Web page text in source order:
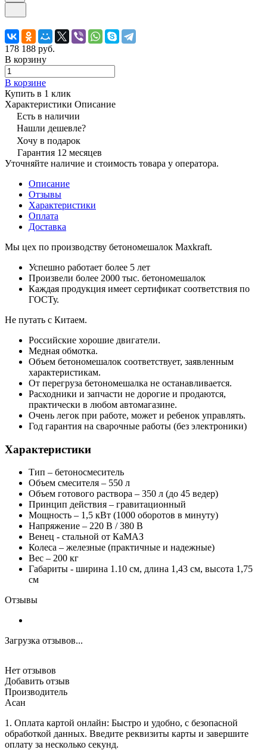
178 188 руб.
В корзину
В корзине
Купить в 1 клик
Характеристики Описание
Есть в наличии
Нашли дешевле?
Хочу в подарок
Гарантия 12 месяцев
Уточняйте наличие и стоимость товара у оператора.
Описание
Отзывы
Характеристики
Оплата
Доставка
Мы цех по производству бетономешалок Maxkraft.
Успешно работает более 5 лет
Произвели более 2000 тыс. бетономешалок
Каждая продукция имеет сертификат соответствия по
ГОСТу.
Не путать с Китаем.
Российские хорошие двигатели.
Медная обмотка.
Объем бетономешалок соответствует, заявленным
характеристикам.
От перегруза бетономешалка не останавливается.
Расходники и запчасти не дорогие и продаются,
практически в любом автомагазине.
Очень легок при работе, может и ребенок управлять.
Год гарантия на сварочные работы (без электроники)
Характеристики
Тип – бетоносмеситель
Объем смесителя – 550 л
Объем готового раствора – 350 л (до 45 ведер)
Принцип действия – гравитационный
Мощность – 1,5 кВт (1000 оборотов в минуту)
Напряжение – 220 В / 380 В
Венец - стальной от КаМАЗ
Колеса – железные (практичные и надежные)
Вес – 200 кг
Габариты - ширина 1.10 см, длина 1,43 см, высота 1,75
см
Отзывы
Загрузка отзывов...
Нет отзывов
Добавить отзыв
Производитель
Асан
1. Оплата картой онлайн: Быстро и удобно, с безопасной
обработкой данных. Введите реквизиты карты и завершите
оплату за несколько секунд.